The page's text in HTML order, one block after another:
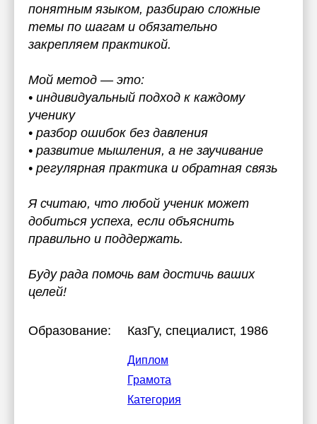
понятным языком, разбираю сложные
темы по шагам и обязательно
закрепляем практикой.
Мой метод — это:
• индивидуальный подход к каждому
ученику
• разбор ошибок без давления
• развитие мышления, а не заучивание
• регулярная практика и обратная связь
Я считаю, что любой ученик может
добиться успеха, если объяснить
правильно и поддержать.
Буду рада помочь вам достичь ваших
целей!
Образование: КазГу, специалист, 1986
Диплом
Грамота
Категория